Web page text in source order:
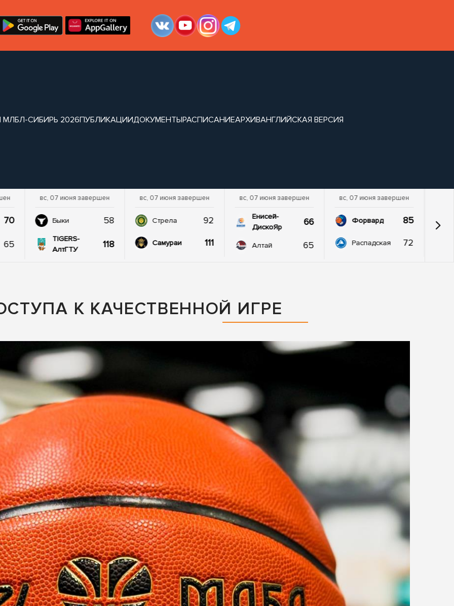
СИБИРЬ 2026ПУБЛИКАЦИИДОКУМЕНТЫРАСПИСАНИЕАРХИВАНГЛИЙСКАЯ ВЕРСИЯ
70
65
вс, 07 июня завершен
Быки 58
TIGERS-
АлтГТУ
118
вс, 07 июня завершен
Стрела 92
Самураи 111
вс, 07 июня завершен
Енисей-
ДискоЯр
66
Алтай 65
вс, 07 июня завершен
Форвард 85
Распадская 72
К КАЧЕСТВЕННОЙ ИГРЕ